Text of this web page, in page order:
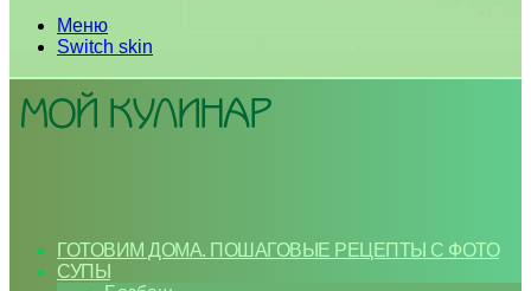
Меню
Switch skin
ГОТОВИМ ДОМА. ПОШАГОВЫЕ РЕЦЕПТЫ С ФОТО
СУПЫ